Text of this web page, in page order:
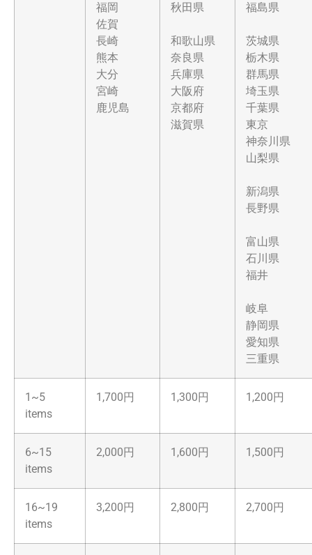
福岡
佐賀
長崎
熊本
大分
宮崎
鹿児島
秋田県
和歌山県
奈良県
兵庫県
大阪府
京都府
滋賀県
福島県
茨城県
栃木県
群馬県
埼玉県
千葉県
東京
神奈川県
山梨県
新潟県
長野県
富山県
石川県
福井
岐阜
静岡県
愛知県
三重県
1~5
items
1,700円 1,300円 1,200円
6~15
items
2,000円 1,600円 1,500円
16~19
items
3,200円 2,800円 2,700円